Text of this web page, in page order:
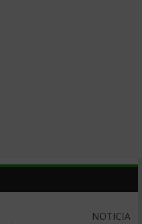
NOTICIA